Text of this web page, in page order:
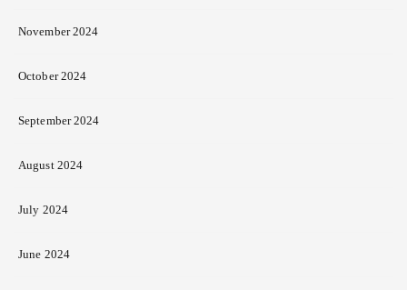
November 2024
October 2024
September 2024
August 2024
July 2024
June 2024